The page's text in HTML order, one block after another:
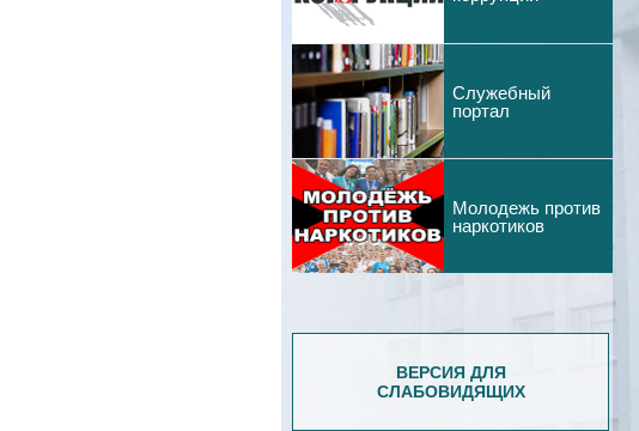
Служебный
портал
Молодежь против
наркотиков
ВЕРСИЯ ДЛЯ
СЛАБОВИДЯЩИХ